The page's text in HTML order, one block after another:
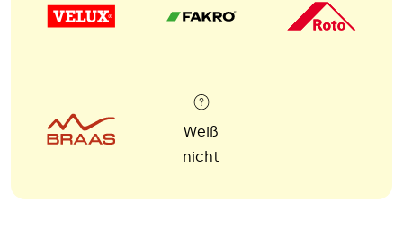
Weiß
nicht